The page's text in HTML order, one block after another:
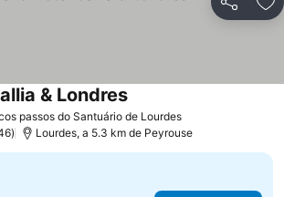
Partilhar
passos do Santuário de Lourdes
& Londres
Lourdes, a 5.3 km de Peyrouse